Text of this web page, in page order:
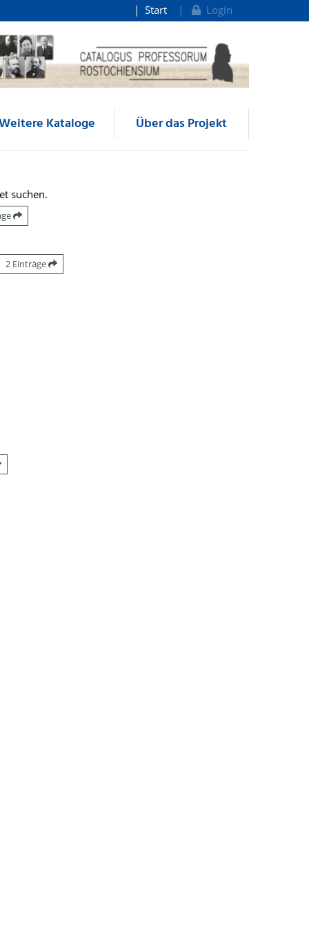
Start Login
Kataloge Über das Projekt
suchen.
2 Einträge